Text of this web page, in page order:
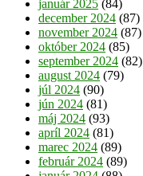
január 2025 (84)
december 2024 (87)
november 2024 (87)
október 2024 (85)
september 2024 (82)
august 2024 (79)
júl 2024 (90)
jún 2024 (81)
máj 2024 (93)
apríl 2024 (81)
marec 2024 (89)
február 2024 (89)